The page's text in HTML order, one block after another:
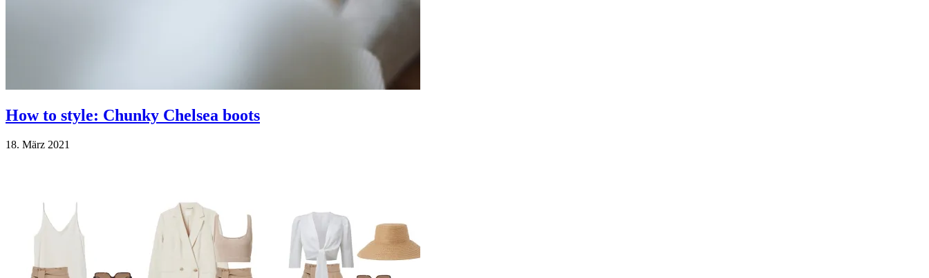
How to style: Chunky Chelsea boots
18. März 2021